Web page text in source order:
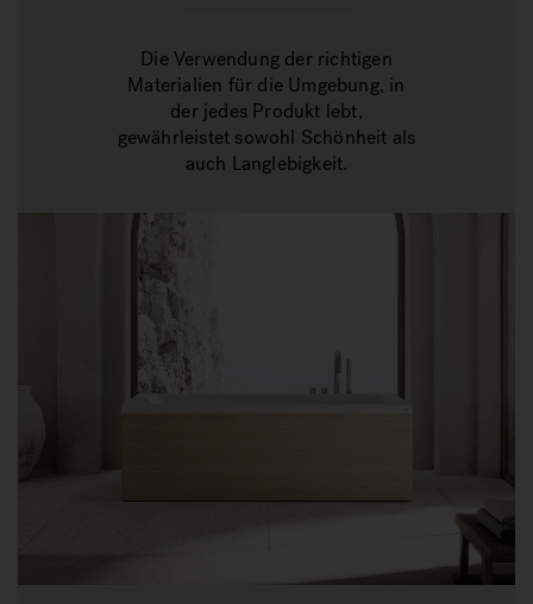
Die Verwendung der richtigen
Materialien für die Umgebung, in
der jedes Produkt lebt,
gewährleistet sowohl Schönheit als
auch Langlebigkeit.